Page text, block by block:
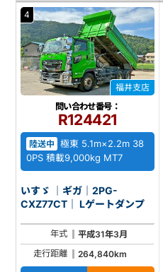
4
福井支店
問い合わせ番号：
R124421
陸送中 極東 5.1m×2.2m 38
0PS 積載9,000kg MT7
いすゞ ｜ギガ｜2PG-
CXZ77CT｜ Lゲートダンプ
年式
平成31年3月
走行距離
264,840km